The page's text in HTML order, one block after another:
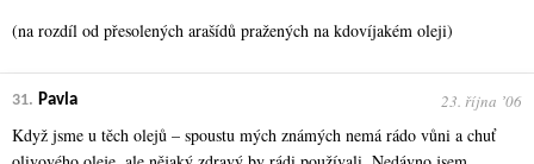
(na rozdíl od přesolených arašídů pražených na kdovíjakém oleji)
31. Pavla 23. října ʼ06
Když jsme u těch olejů – spoustu mých známých nemá rádo vůni a chuť